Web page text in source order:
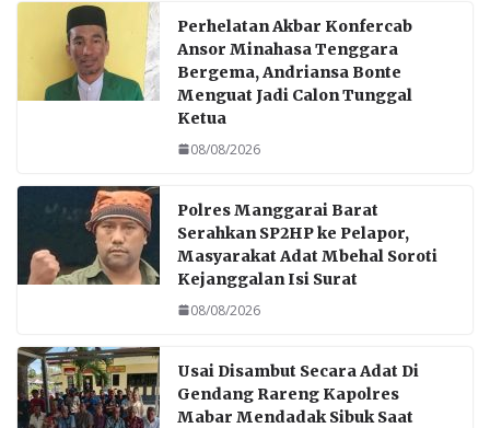
Perhelatan Akbar Konfercab
Ansor Minahasa Tenggara
Bergema, Andriansa Bonte
Menguat Jadi Calon Tunggal
Ketua
08/08/2026
Polres Manggarai Barat
Serahkan SP2HP ke Pelapor,
Masyarakat Adat Mbehal Soroti
Kejanggalan Isi Surat
08/08/2026
Usai Disambut Secara Adat Di
Gendang Rareng Kapolres
Mabar Mendadak Sibuk Saat